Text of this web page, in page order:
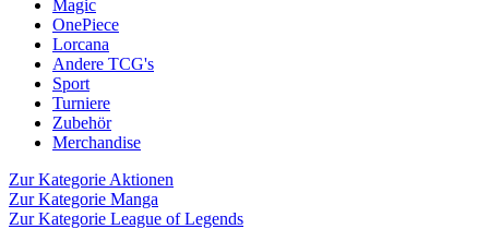
Magic
OnePiece
Lorcana
Andere TCG's
Sport
Turniere
Zubehör
Merchandise
Zur Kategorie Aktionen
Zur Kategorie Manga
Zur Kategorie League of Legends